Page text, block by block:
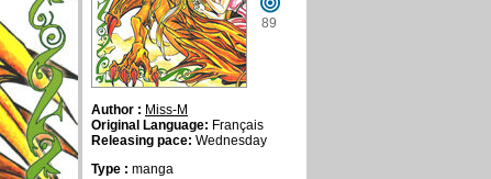
89
Author : Miss-M
Original Language: Français
Releasing pace: Wednesday
Type : manga